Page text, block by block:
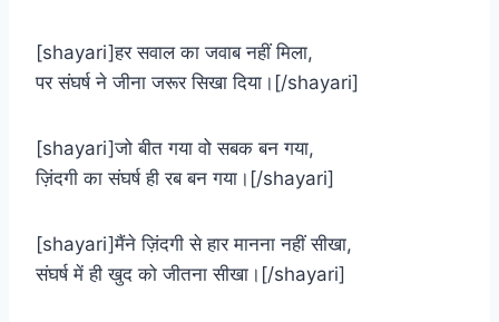
[shayari]हर सवाल का जवाब नहीं मिला,
पर संघर्ष ने जीना जरूर सिखा दिया।[/shayari]
[shayari]जो बीत गया वो सबक बन गया,
ज़िंदगी का संघर्ष ही रब बन गया।[/shayari]
[shayari]मैंने ज़िंदगी से हार मानना नहीं सीखा,
संघर्ष में ही खुद को जीतना सीखा।[/shayari]